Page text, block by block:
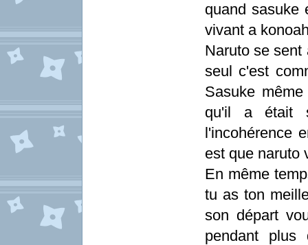
quand sasuke
vivant a
Naruto se sent
seul c'est
Sasuke
qu'il a était
l'incohérence
est que naruto
En même
tu as ton
son départ
pendant